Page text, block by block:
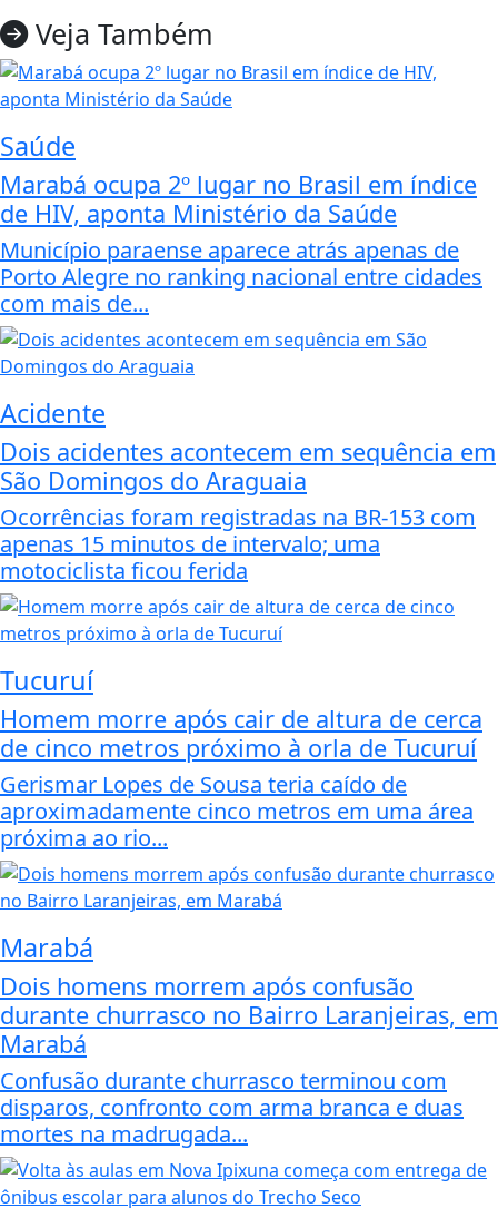
Veja Também
Saúde
Marabá ocupa 2º lugar no Brasil em índice
de HIV, aponta Ministério da Saúde
Município paraense aparece atrás apenas de
Porto Alegre no ranking nacional entre cidades
com mais de...
Acidente
Dois acidentes acontecem em sequência em
São Domingos do Araguaia
Ocorrências foram registradas na BR-153 com
apenas 15 minutos de intervalo; uma
motociclista ficou ferida
Tucuruí
Homem morre após cair de altura de cerca
de cinco metros próximo à orla de Tucuruí
Gerismar Lopes de Sousa teria caído de
aproximadamente cinco metros em uma área
próxima ao rio...
Marabá
Dois homens morrem após confusão
durante churrasco no Bairro Laranjeiras, em
Marabá
Confusão durante churrasco terminou com
disparos, confronto com arma branca e duas
mortes na madrugada...